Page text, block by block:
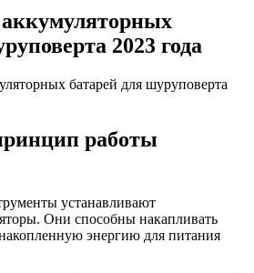
2023 года
работы
устанавливают
Они способны накапливать
накопленную энергию для питания